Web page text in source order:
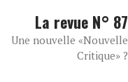
La revue N° 87
Une nouvelle «Nouvelle
Critique» ?